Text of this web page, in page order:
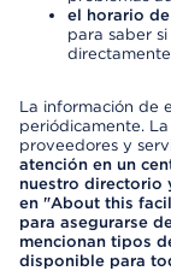
el horario
para saber si
La información de
periódicamente.
proveedores y
atención en un
nuestro directorio
en "About this
para asegurarse
mencionan tipos
disponible para